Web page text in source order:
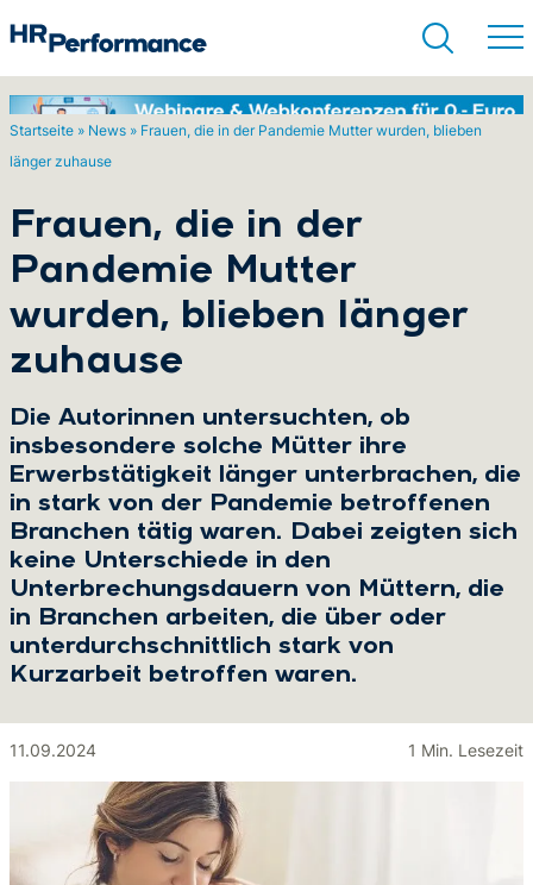
Startseite » News » Frauen, die in der Pandemie Mutter wurden, blieben
länger zuhause
Frauen, die in der
Pandemie Mutter
wurden, blieben länger
zuhause
Die Autorinnen untersuchten, ob
insbesondere solche Mütter ihre
Erwerbstätigkeit länger unterbrachen, die
in stark von der Pandemie betroffenen
Branchen tätig waren. Dabei zeigten sich
keine Unterschiede in den
Unterbrechungsdauern von Müttern, die
in Branchen arbeiten, die über oder
unterdurchschnittlich stark von
Kurzarbeit betroffen waren.
11.09.2024 1 Min. Lesezeit